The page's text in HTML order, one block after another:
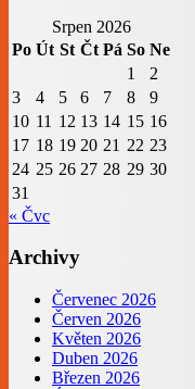
Srpen 2026
Po Út St Čt Pá So Ne
1
2
3
4 5 6 7 8
9
10 11 12 13 14 15 16
17 18 19 20 21 22 23
24 25 26 27 28 29 30
31
« Čvc
Archivy
Červenec 2026
Červen 2026
Květen 2026
Duben 2026
Březen 2026